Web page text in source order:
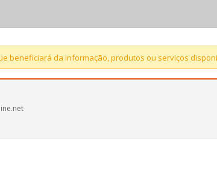
beneficiará da informação, produtos ou serviços